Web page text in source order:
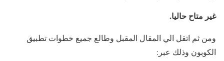
غير متاح حاليا.
ومن ثم اتقل الي المقال المقبل وطالع جميع خطوات تطبيق
الكوبون وذلك عبر: